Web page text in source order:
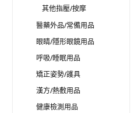
其他指壓/按摩
醫藥外品/常備用品
眼睛/隱形眼鏡用品
呼吸/睡眠用品
矯正姿勢/護具
漢方/熱敷用品
健康檢測用品